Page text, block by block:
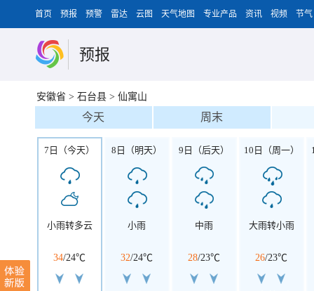
首页 预报 预警 雷达 云图 天气地图 专业产品 资讯 视频 节气
预报
安徽省 > 石台县 > 仙寓山
今天 周末
7日（今天）
小雨转多云
34/24℃
8日（明天）
小雨
32/24℃
9日（后天）
中雨
28/23℃
10日（周一）
大雨转小雨
26/23℃